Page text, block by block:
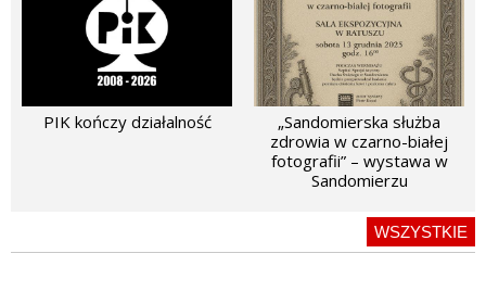
PIK kończy działalność
„Sandomierska służba
zdrowia w czarno-białej
fotografii” – wystawa w
Sandomierzu
WSZYSTKIE